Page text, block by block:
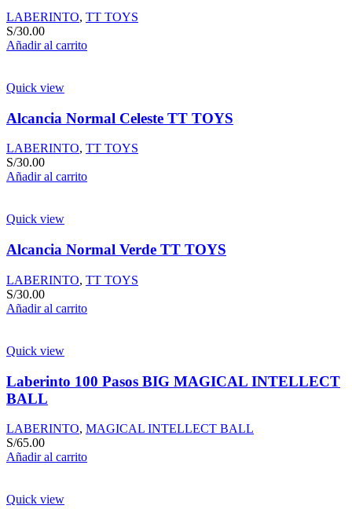
LABERINTO, TT TOYS
S/30.00
Añadir al carrito
Quick view
Alcancia Normal Celeste TT TOYS
LABERINTO, TT TOYS
S/30.00
Añadir al carrito
Quick view
Alcancia Normal Verde TT TOYS
LABERINTO, TT TOYS
S/30.00
Añadir al carrito
Quick view
Laberinto 100 Pasos BIG MAGICAL INTELLECT
BALL
LABERINTO, MAGICAL INTELLECT BALL
S/65.00
Añadir al carrito
Quick view